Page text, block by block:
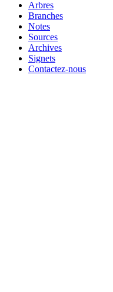
Arbres
Branches
Notes
Sources
Archives
Signets
Contactez-nous